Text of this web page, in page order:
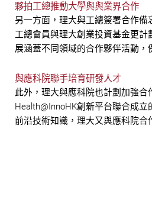
夥拍工總推動大學與與業界合作
另一方面，理大與工總簽署合作
工總會員與理大創業投資基金更
展涵蓋不同領域的合作夥伴活動
與應科院聯手培育研發人才
此外，理大與應科院也計劃加強
Health@InnoHK創新平台聯合成
前沿技術知識，理大又與應科院